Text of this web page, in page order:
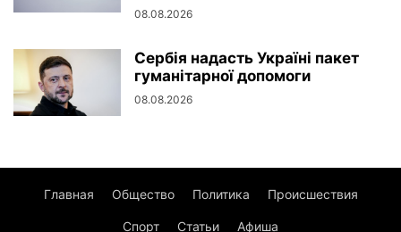
08.08.2026
Сербія надасть Україні пакет
гуманітарної допомоги
08.08.2026
Главная Общество Политика Происшествия
Спорт Статьи Афиша